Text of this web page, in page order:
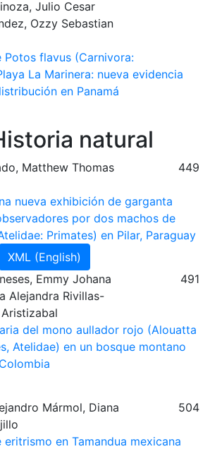
Julio Cesar
Ozzy Sebastian
Potos flavus (Carnivora:
La Marinera: nueva evidencia
en Panamá
natural
Matthew Thomas
449
nueva exhibición de garganta
por dos machos de
Primates) en Pilar, Paraguay
XML (English)
Emmy Johana
Alejandra Rivillas-
491
del mono aullador rojo (Alouatta
Atelidae) en un bosque montano
Mármol, Diana
504
en Tamandua mexicana